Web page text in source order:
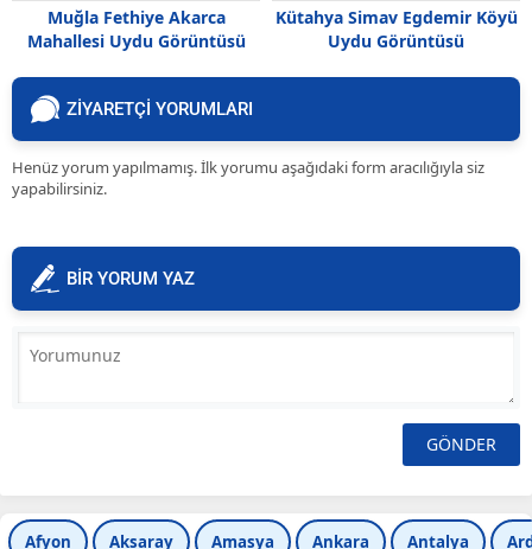
Muğla Fethiye Akarca
Mahallesi Uydu Görüntüsü
Kütahya Simav Egdemir Köyü
Uydu Görüntüsü
ZİYARETÇİ YORUMLARI
Henüz yorum yapılmamış. İlk yorumu aşağıdaki form aracılığıyla siz
yapabilirsiniz.
BİR YORUM YAZ
Afyon Aksaray Amasya Ankara Antalya